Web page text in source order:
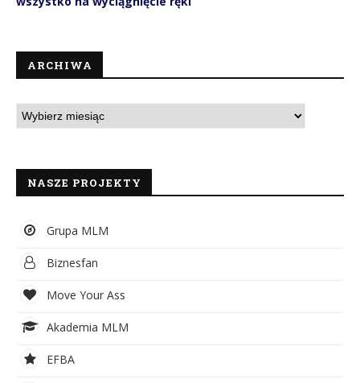
ARCHIWA
NASZE PROJEKTY
Grupa MLM
Biznesfan
Move Your Ass
Akademia MLM
EFBA